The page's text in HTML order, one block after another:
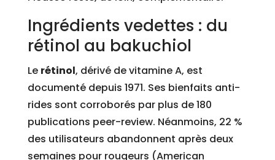
Ingrédients vedettes : du
rétinol au bakuchiol
Le rétinol, dérivé de vitamine A, est
documenté depuis 1971. Ses bienfaits anti-
rides sont corroborés par plus de 180
publications peer-review. Néanmoins, 22 %
des utilisateurs abandonnent après deux
semaines pour rougeurs (American